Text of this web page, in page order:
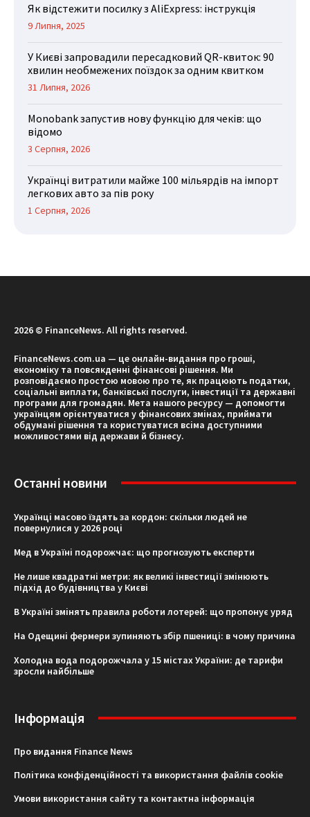
Як відстежити посилку з AliExpress: інструкція
9 Липня, 2025
У Києві запровадили пересадковий QR-квиток: 90
хвилин необмежених поїздок за одним квитком
31 Липня, 2026
Monobank запустив нову функцію для чеків: що
відомо
3 Серпня, 2026
Українці витратили майже 100 мільярдів на імпорт
легкових авто за пів року
1 Серпня, 2026
2026 © FinanceNews. All rights reserved.
FinanceNews.com.ua — це онлайн-видання про гроші,
економіку та повсякденні фінансові рішення. Ми
розповідаємо простою мовою про те, як працюють податки,
соціальні виплати, банківські послуги, інвестиції та державні
програми для громадян. Мета нашого ресурсу — допомогти
українцям орієнтуватися у фінансових змінах, приймати
обдумані рішення та користуватися всіма доступними
можливостями від держави й бізнесу.
Останні новини
Українці масово їздять за кордон: скільки людей не
повернулися у 2026 році
Мед в Україні подорожчає: що прогнозують експерти
Не лише квадратні метри: як великі інвестиції змінюють
підхід до будівництва у Києві
В Україні змінять правила роботи лотерей: що пропонує уряд
На Одещині фермери зупиняють збір пшениці: в чому причина
Холодна вода подорожчала у 15 містах України: де тарифи
зросли найбільше
Інформація
Про видання Finance News
Політика конфіденційності та використання файлів cookie
Умови використання сайту та контактна інформація